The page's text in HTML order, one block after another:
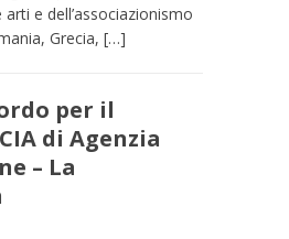
e dell’associazionismo
Grecia, […]
per il
di Agenzia
– La